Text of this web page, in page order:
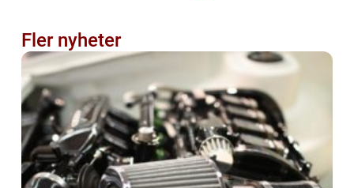
Fler nyheter